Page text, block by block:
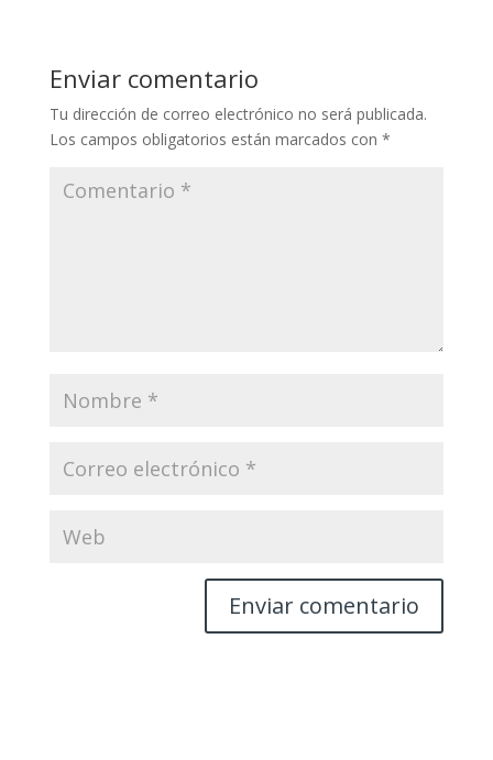
Enviar comentario
Tu dirección de correo electrónico no será publicada.
Los campos obligatorios están marcados con *